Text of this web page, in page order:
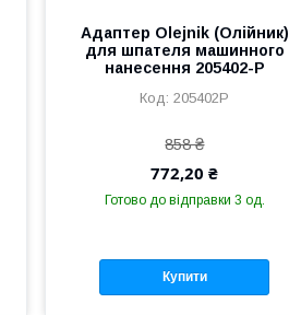
Адаптер Olejnik (Олійник)
для шпателя машинного
нанесення 205402-P
205402P
858 ₴
772,20 ₴
Готово до відправки 3 од.
Купити